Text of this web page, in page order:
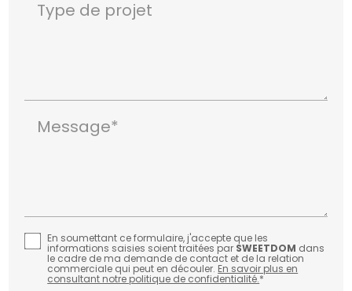
Type de projet
Message*
En soumettant ce formulaire, j'accepte que les
informations saisies soient traitées par SWEETDOM dans
le cadre de ma demande de contact et de la relation
commerciale qui peut en découler. En savoir plus en
consultant notre politique de confidentialité.*